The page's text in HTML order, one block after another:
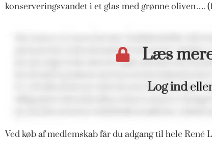
konserveringsvandet i et glas med grønne oliven….
Læs
Log ind
Ved køb af medlemskab får du adgang til hele